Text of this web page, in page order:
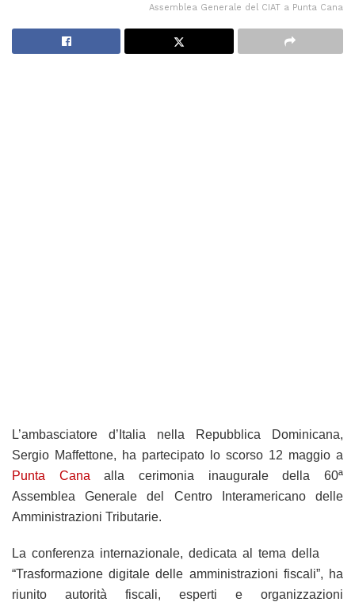
Assemblea Generale del CIAT a Punta Cana
L’ambasciatore d’Italia nella Repubblica Dominicana,
Sergio Maffettone, ha partecipato lo scorso 12 maggio a
Punta Cana alla cerimonia inaugurale della 60ª
Assemblea Generale del Centro Interamericano delle
Amministrazioni Tributarie.
La conferenza internazionale, dedicata al tema della
“Trasformazione digitale delle amministrazioni fiscali”, ha
riunito autorità fiscali, esperti e organizzazioni